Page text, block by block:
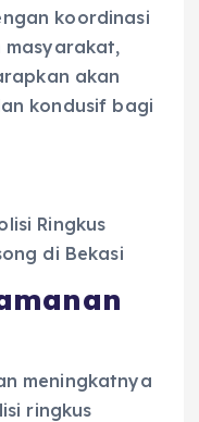
koordinasi
akan
kondusif bagi
Ringkus
di Bekasi
meningkatnya
ringkus